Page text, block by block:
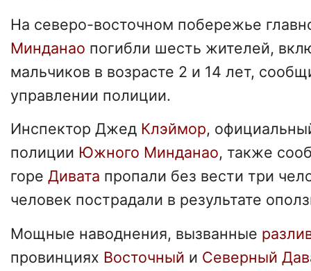
На северо-восточном побережье
Минданао погибли шесть жителей,
мальчиков в возрасте 2 и 14 лет,
управлении полиции.
Инспектор Джед Клэймор,
полиции Южного Минданао, также
горе Дивата пропали без вести три
человек пострадали в результате
Мощные наводнения, вызванные
провинциях Восточный и Северный